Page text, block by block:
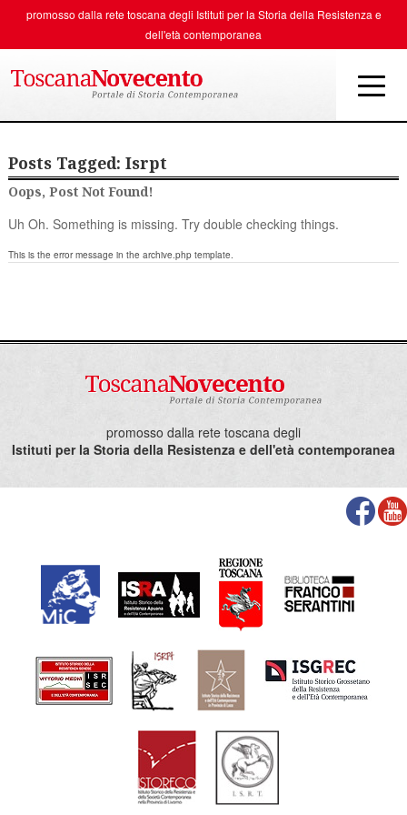
promosso dalla rete toscana degli Istituti per la Storia della Resistenza e
dell'età contemporanea
Posts Tagged: Isrpt
Oops, Post Not Found!
Uh Oh. Something is missing. Try double checking things.
This is the error message in the archive.php template.
promosso dalla rete toscana degli
Istituti per la Storia della Resistenza e dell'età contemporanea